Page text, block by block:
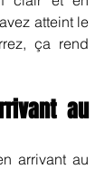
atteint le
ça rend
au
arrivant au